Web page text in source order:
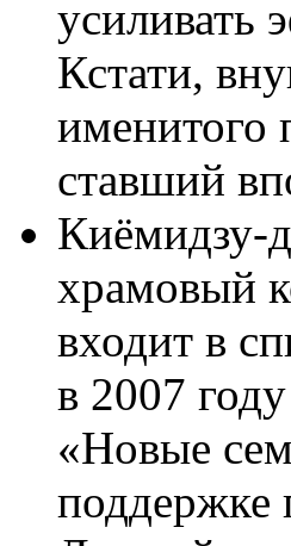
усиливать
Кстати,
именитого
ставший
Киёмидзу-
храмовый
входит в
в 2007
«Новые
поддержке